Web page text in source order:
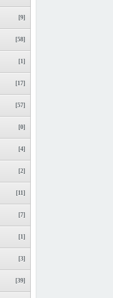
[9]
[58]
[1]
[17]
[57]
[0]
[4]
[2]
[11]
[7]
[1]
[3]
[39]